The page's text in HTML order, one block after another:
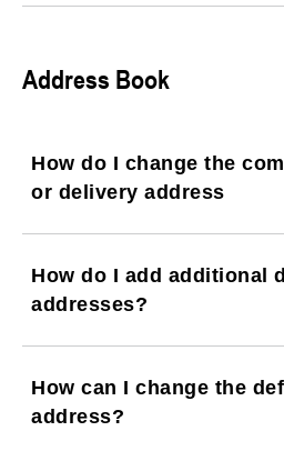
Address Book
How do I change the
or delivery address
How do I add additional
addresses?
How can I change the
address?